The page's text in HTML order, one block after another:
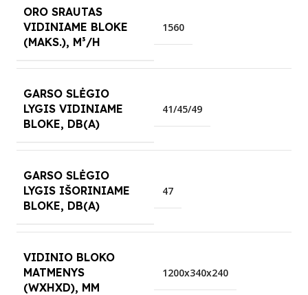
ORO SRAUTAS
VIDINIAME BLOKE
(MAKS.), M³/H
1560
GARSO SLĖGIO
LYGIS VIDINIAME
BLOKE, DB(A)
41/45/49
GARSO SLĖGIO
LYGIS IŠORINIAME
BLOKE, DB(A)
47
VIDINIO BLOKO
MATMENYS
(WXHXD), MM
1200x340x240